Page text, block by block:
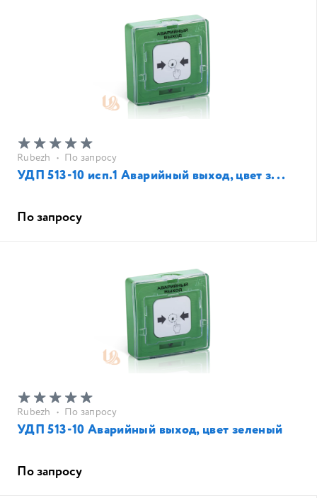
Rubezh • По запросу
УДП 513-10 исп.1 Аварийный выход, цвет з...
По запросу
Rubezh • По запросу
УДП 513-10 Аварийный выход, цвет зеленый
По запросу